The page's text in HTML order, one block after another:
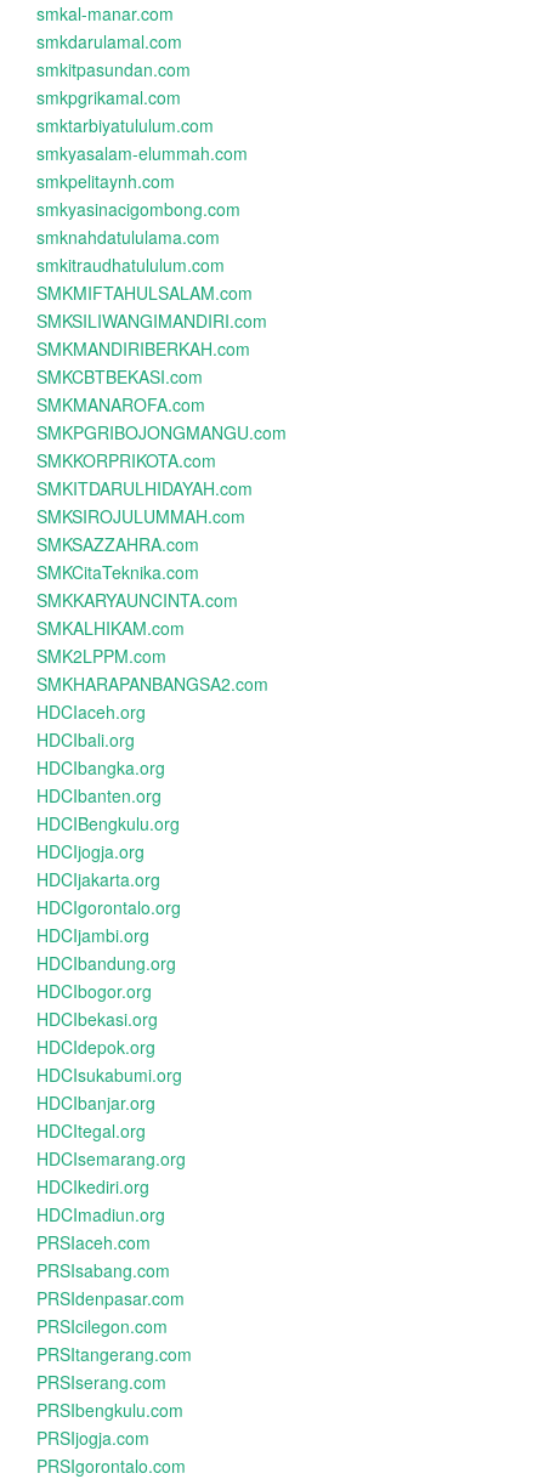
smkal-manar.com
smkdarulamal.com
smkitpasundan.com
smkpgrikamal.com
smktarbiyatululum.com
smkyasalam-elummah.com
smkpelitaynh.com
smkyasinacigombong.com
smknahdatululama.com
smkitraudhatululum.com
SMKMIFTAHULSALAM.com
SMKSILIWANGIMANDIRI.com
SMKMANDIRIBERKAH.com
SMKCBTBEKASI.com
SMKMANAROFA.com
SMKPGRIBOJONGMANGU.com
SMKKORPRIKOTA.com
SMKITDARULHIDAYAH.com
SMKSIROJULUMMAH.com
SMKSAZZAHRA.com
SMKCitaTeknika.com
SMKKARYAUNCINTA.com
SMKALHIKAM.com
SMK2LPPM.com
SMKHARAPANBANGSA2.com
HDCIaceh.org
HDCIbali.org
HDCIbangka.org
HDCIbanten.org
HDCIBengkulu.org
HDCIjogja.org
HDCIjakarta.org
HDCIgorontalo.org
HDCIjambi.org
HDCIbandung.org
HDCIbogor.org
HDCIbekasi.org
HDCIdepok.org
HDCIsukabumi.org
HDCIbanjar.org
HDCItegal.org
HDCIsemarang.org
HDCIkediri.org
HDCImadiun.org
PRSIaceh.com
PRSIsabang.com
PRSIdenpasar.com
PRSIcilegon.com
PRSItangerang.com
PRSIserang.com
PRSIbengkulu.com
PRSIjogja.com
PRSIgorontalo.com